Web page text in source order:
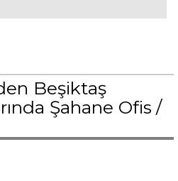
Beşiktaş
Şahane Ofis /